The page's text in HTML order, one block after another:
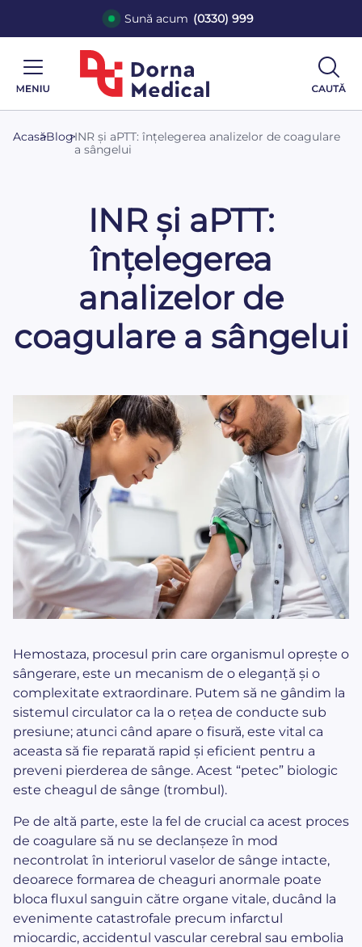
Sună acum (0330) 999
Acasă
>Blog>INR și aPTT: înțelegerea analizelor de coagulare
a sângelui
INR și aPTT:
înțelegerea
analizelor de
coagulare a sângelui
Hemostaza, procesul prin care organismul oprește o
sângerare, este un mecanism de o eleganță și o
complexitate extraordinare. Putem să ne gândim la
sistemul circulator ca la o rețea de conducte sub
presiune; atunci când apare o fisură, este vital ca
aceasta să fie reparată rapid și eficient pentru a
preveni pierderea de sânge. Acest “petec” biologic
este cheagul de sânge (trombul).
Pe de altă parte, este la fel de crucial ca acest proces
de coagulare să nu se declanșeze în mod
necontrolat în interiorul vaselor de sânge intacte,
deoarece formarea de cheaguri anormale poate
bloca fluxul sanguin către organe vitale, ducând la
evenimente catastrofale precum infarctul
miocardic, accidentul vascular cerebral sau embolia